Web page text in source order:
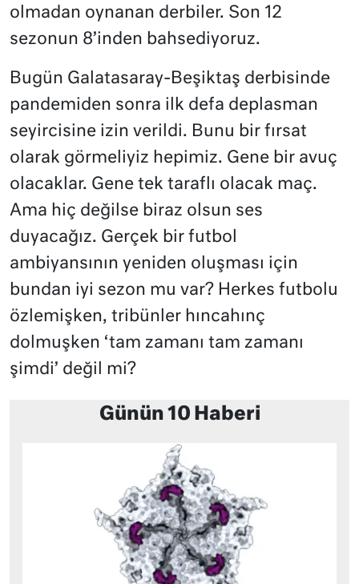
olmadan oynanan derbiler. Son 12
sezonun 8’inden bahsediyoruz.
Bugün Galatasaray-Beşiktaş derbisinde
pandemiden sonra ilk defa deplasman
seyircisine izin verildi. Bunu bir fırsat
olarak görmeliyiz hepimiz. Gene bir avuç
olacaklar. Gene tek taraflı olacak maç.
Ama hiç değilse biraz olsun ses
duyacağız. Gerçek bir futbol
ambiyansının yeniden oluşması için
bundan iyi sezon mu var? Herkes futbolu
özlemişken, tribünler hıncahınç
dolmuşken ‘tam zamanı tam zamanı
şimdi’ değil mi?
Günün 10 Haberi